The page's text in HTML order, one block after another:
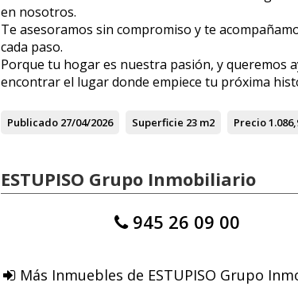
en nosotros.
Te asesoramos sin compromiso y te
cada paso.
Porque tu hogar es nuestra pasión, y queremos
encontrar el lugar donde empiece tu próxima
Publicado 27/04/2026 Superficie 23 m2 Precio
ESTUPISO Grupo Inmobiliario
945 26 09 00
Más Inmuebles de ESTUPISO Grupo